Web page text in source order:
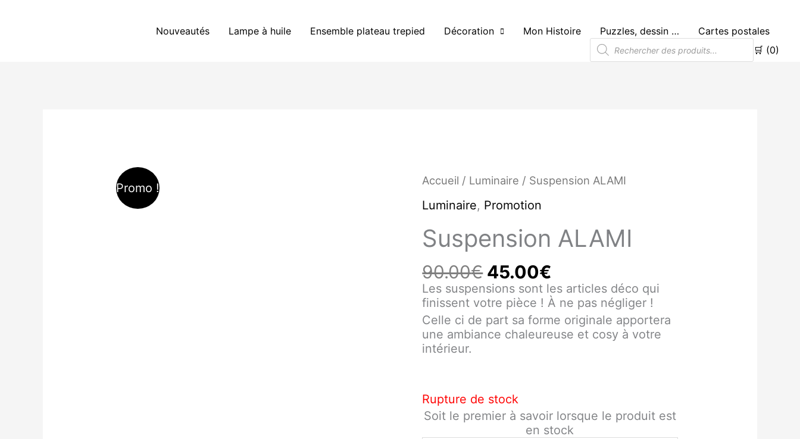
Nouveautés Lampe à huile Ensemble plateau trepied Décoration Mon Histoire Puzzles, dessin …
Cartes postales
Recherche
de
🛒 (0)
Promo !
Accueil / Luminaire / Suspension ALAMI
Luminaire, Promotion
Suspension ALAMI
90.00€
Le
initial
90.00€.
45.00€
Le
45.00€.
Les suspensions sont les articles déco qui
finissent votre pièce ! À ne pas négliger !
Celle ci de part sa forme originale apportera
une ambiance chaleureuse et cosy à votre
intérieur.
Rupture de stock
Soit le premier à savoir lorsque le produit est
en stock